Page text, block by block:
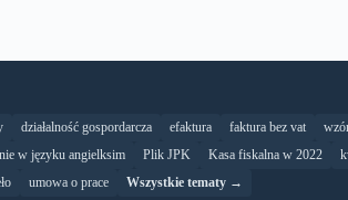
działalność gospordarcza efaktura faktura bez vat
w języku angielksim Plik JPK Kasa fiskalna w 2022
umowa o prace Wszystkie tematy →